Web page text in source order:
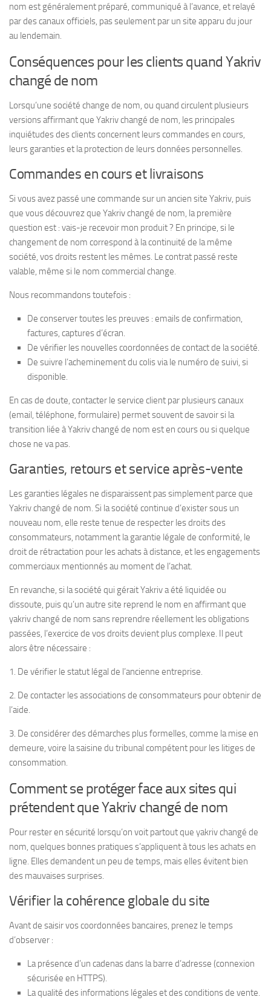
nom est généralement préparé, communiqué à l’avance, et relayé
par des canaux officiels, pas seulement par un site apparu du jour
au lendemain.
Conséquences pour les clients quand Yakriv
changé de nom
Lorsqu’une société change de nom, ou quand circulent plusieurs
versions affirmant que Yakriv changé de nom, les principales
inquiétudes des clients concernent leurs commandes en cours,
leurs garanties et la protection de leurs données personnelles.
Commandes en cours et livraisons
Si vous avez passé une commande sur un ancien site Yakriv, puis
que vous découvrez que Yakriv changé de nom, la première
question est : vais-je recevoir mon produit ? En principe, si le
changement de nom correspond à la continuité de la même
société, vos droits restent les mêmes. Le contrat passé reste
valable, même si le nom commercial change.
Nous recommandons toutefois :
De conserver toutes les preuves : emails de confirmation,
factures, captures d’écran.
De vérifier les nouvelles coordonnées de contact de la société.
De suivre l’acheminement du colis via le numéro de suivi, si
disponible.
En cas de doute, contacter le service client par plusieurs canaux
(email, téléphone, formulaire) permet souvent de savoir si la
transition liée à Yakriv changé de nom est en cours ou si quelque
chose ne va pas.
Garanties, retours et service après-vente
Les garanties légales ne disparaissent pas simplement parce que
Yakriv changé de nom. Si la société continue d’exister sous un
nouveau nom, elle reste tenue de respecter les droits des
consommateurs, notamment la garantie légale de conformité, le
droit de rétractation pour les achats à distance, et les engagements
commerciaux mentionnés au moment de l’achat.
En revanche, si la société qui gérait Yakriv a été liquidée ou
dissoute, puis qu’un autre site reprend le nom en affirmant que
yakriv changé de nom sans reprendre réellement les obligations
passées, l’exercice de vos droits devient plus complexe. Il peut
alors être nécessaire :
1. De vérifier le statut légal de l’ancienne entreprise.
2. De contacter les associations de consommateurs pour obtenir de
l’aide.
3. De considérer des démarches plus formelles, comme la mise en
demeure, voire la saisine du tribunal compétent pour les litiges de
consommation.
Comment se protéger face aux sites qui
prétendent que Yakriv changé de nom
Pour rester en sécurité lorsqu’on voit partout que yakriv changé de
nom, quelques bonnes pratiques s’appliquent à tous les achats en
ligne. Elles demandent un peu de temps, mais elles évitent bien
des mauvaises surprises.
Vérifier la cohérence globale du site
Avant de saisir vos coordonnées bancaires, prenez le temps
d’observer :
La présence d’un cadenas dans la barre d’adresse (connexion
sécurisée en HTTPS).
La qualité des informations légales et des conditions de vente.